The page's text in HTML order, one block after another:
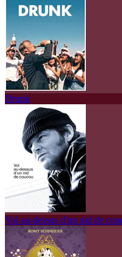
Drunk
Vol au-dessus d'un nid de